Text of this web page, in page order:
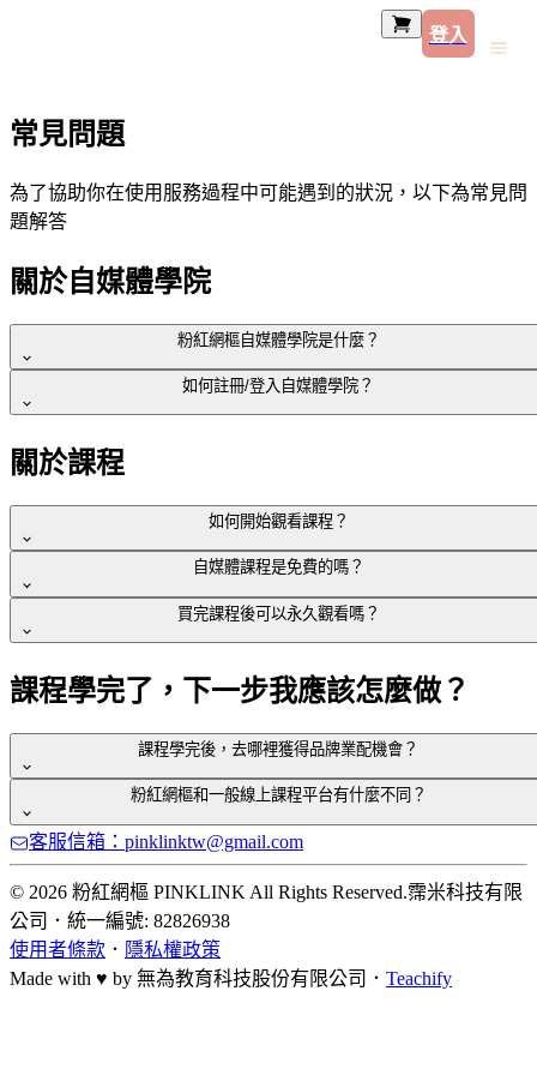
登入
常見問題
為了協助你在使用服務過程中可能遇到的狀況，以下為常見問
題解答
關於自媒體學院
粉紅網樞自媒體學院是什麼？
粉紅網樞自媒體學院
「內容策略、影片剪輯、版面設計」到「業配合作與品牌媒
→ 實戰 → 變現的過程。
如何註冊/登入自媒體學院？
可直接點選右上角
上角「登入」後再點選
或直接點選以下連結登入：https://pinklinkmedia.com/login
關於課程
如何開始觀看課程？
自媒體學院註冊頁面：https://pinklinkmedia.com/signup
升級為品牌大使→解鎖部份免費課程內容
粉紅網樞品牌大使註冊頁面： https://twpinklink.com/
自媒體課程是免費的嗎？
自媒體學院提供
或實戰技能課。
買完課程後可以永久觀看嗎？
可以，永久觀看係指平台持續正常運作期間。若因不可抗力／
營運策略調整導致平台停止服務，本公司將提前預告及相關替
代方案，但不保證影片永不下架，以因應講師及內容更新。
課程學完了，下一步我應該怎麼做？
課程學完後，去哪裡獲得品牌業配機會？
註冊
會以及不定期品牌銷售陪跑班，將有助教及學長姊手把手帶
領，一起斜槓變現！
粉紅網樞品牌大使註冊頁面：https://twpinklink.com/
粉紅網樞和一般線上課程平台有什麼不同？
最大的不同在於「學完能變現」！
一般平台多半停留在知識教學，而粉紅網樞整合了「學習系統
+ 品牌媒合 + 陪跑社群」， 幫助創作者從學習到業配變現一
條龍落地，真正做到邊學邊賺。
客服信箱：pinklinktw@gmail.com
© 2026 粉紅網樞 PINKLINK All Rights Reserved.霈米科技有限
公司 ． 統一編號: 82826938
使用者條款 ． 隱私權政策
Made with ♥ by 無為教育科技股份有限公司． Teachify